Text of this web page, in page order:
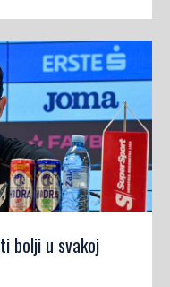
bolji u svakoj